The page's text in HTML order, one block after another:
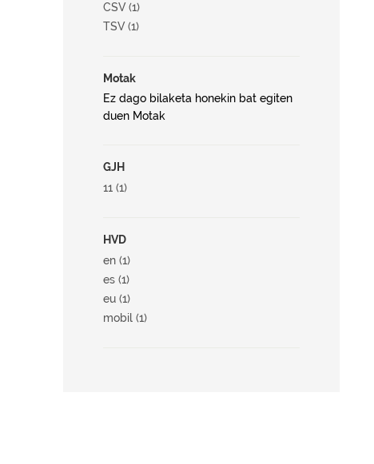
CSV (1)
TSV (1)
Motak
Ez dago bilaketa honekin bat egiten
duen Motak
GJH
11 (1)
HVD
en (1)
es (1)
eu (1)
mobil (1)